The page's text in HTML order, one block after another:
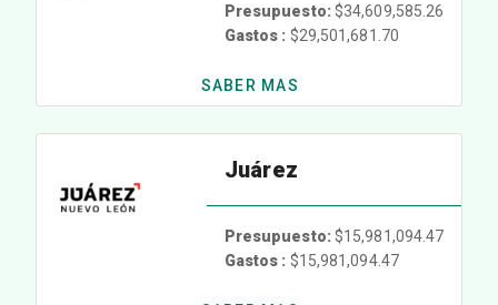
Presupuesto: $34,609,585.26
Gastos : $29,501,681.70
SABER MAS
Juárez
Presupuesto: $15,981,094.47
Gastos : $15,981,094.47